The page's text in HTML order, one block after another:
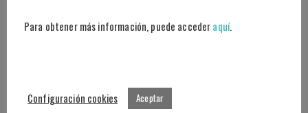
Para obtener más información, puede accederaquí.
Configuración cookies Aceptar